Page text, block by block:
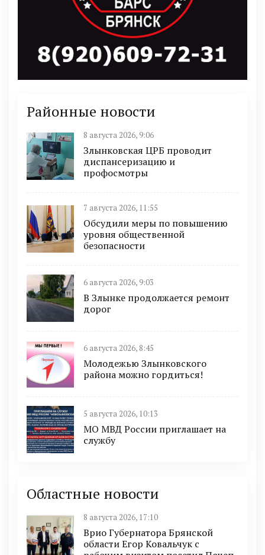
Районные новости
8 августа 2026, 9:06
Злынковская ЦРБ проводит
диспансеризацию и
профосмотры
7 августа 2026, 11:55
Обсудили меры по повышению
уровня общественной
безопасности
6 августа 2026, 9:03
В Злынке продолжается ремонт
дорог
6 августа 2026, 8:45
Молодежью Злынковского
района можно гордиться!
5 августа 2026, 10:13
МО МВД России приглашает на
службу
Областные новости
8 августа 2026, 17:10
Врио Губернатора Брянской
области Егор Ковальчук с